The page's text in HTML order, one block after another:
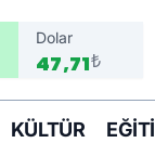
Dolar
47,71₺
KÜLTÜR